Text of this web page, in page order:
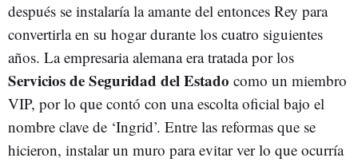
después se instalaría la amante del entonces Rey para
convertirla en su hogar durante los cuatro siguientes
años. La empresaria alemana era tratada por los
Servicios de Seguridad del Estado como un miembro
VIP, por lo que contó con una escolta oficial bajo el
nombre clave de ‘Ingrid’. Entre las reformas que se
hicieron, instalar un muro para evitar ver lo que ocurría